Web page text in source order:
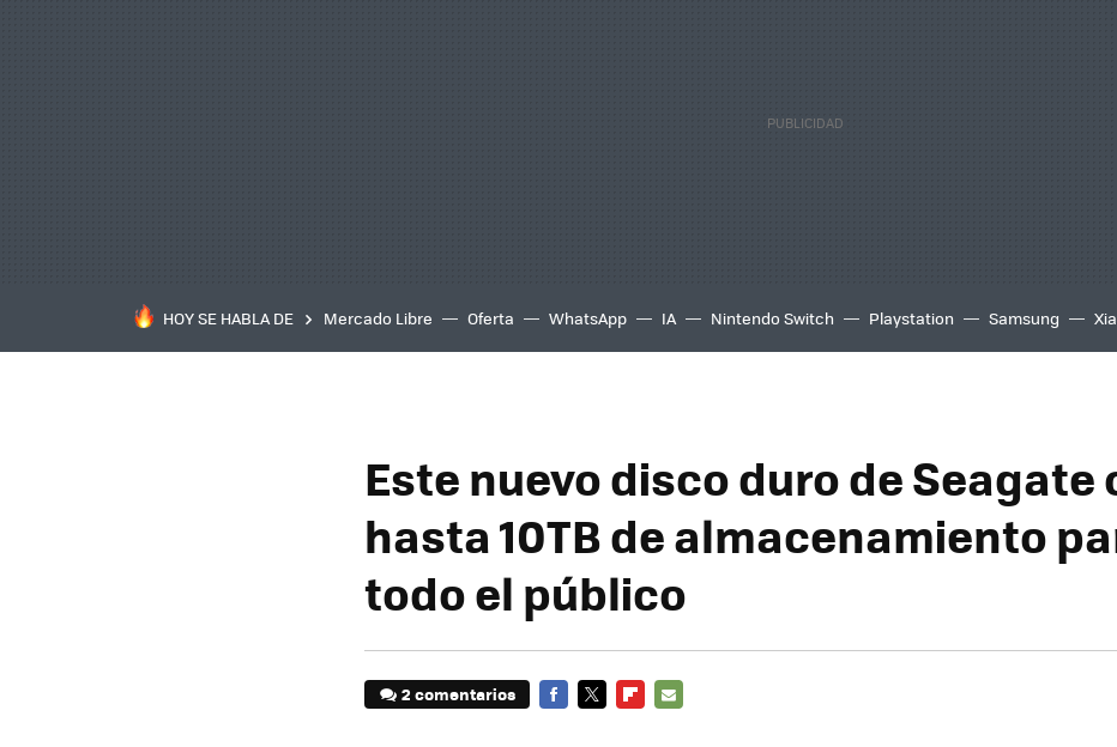
HOY SE HABLA DE Mercado Libre Oferta WhatsApp IA Nintendo Switch Playstation Samsung
Este nuevo disco duro de Seagate
hasta 10TB de almacenamiento
todo el público
2 comentarios